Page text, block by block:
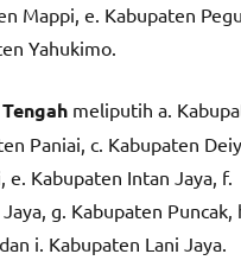
Mappi, e. Kabupaten
Yahukimo.
meliputih a.
Paniai, c. Kabupaten
e. Kabupaten Intan Jaya, f.
g. Kabupaten Puncak,
i. Kabupaten Lani Jaya.